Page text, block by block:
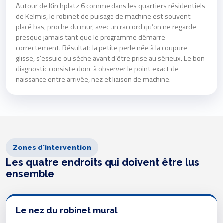
Autour de Kirchplatz 6 comme dans les quartiers résidentiels
de Kelmis, le robinet de puisage de machine est souvent
placé bas, proche du mur, avec un raccord qu’on ne regarde
presque jamais tant que le programme démarre
correctement. Résultat: la petite perle née à la coupure
glisse, s’essuie ou sèche avant d’être prise au sérieux. Le bon
diagnostic consiste donc à observer le point exact de
naissance entre arrivée, nez et liaison de machine.
Zones d'intervention
Les quatre endroits qui doivent être lus
ensemble
Le nez du robinet mural